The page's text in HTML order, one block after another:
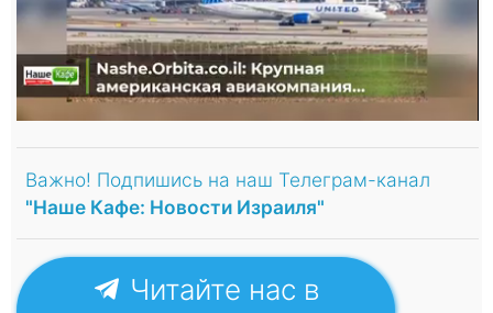
Важно! Подпишись на наш Телеграм-канал
"Наше Кафе: Новости Израиля"
Читайте нас в